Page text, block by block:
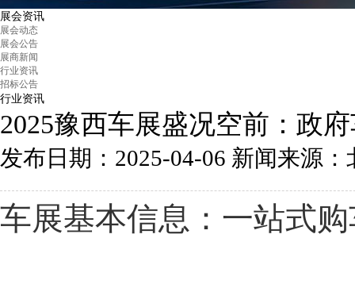
展会资讯
展会动态
展会公告
展商新闻
行业资讯
招标公告
行业资讯
2025豫西车展盛况空前：政
发布日期：2025-04-06 新闻来源：
车展基本信息：一站式